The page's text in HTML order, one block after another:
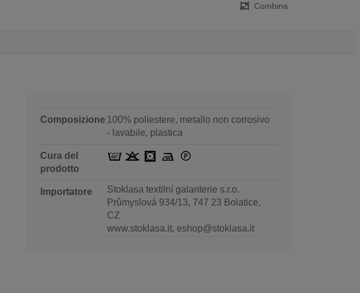
Combina
Composizione 100% poliestere, metallo non corrosivo
- lavabile, plastica
Cura del
prodotto
Importatore
Stoklasa textilní galanterie s.r.o.
Průmyslová 934/13, 747 23 Bolatice,
CZ
www.stoklasa.it, eshop@stoklasa.it